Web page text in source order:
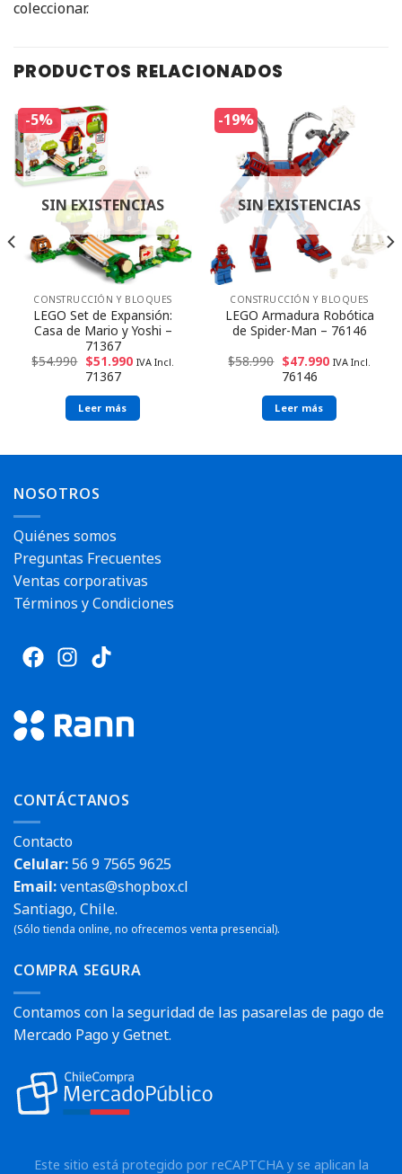
coleccionar.
PRODUCTOS RELACIONADOS
-5%
Envío rápido
SIN EXISTENCIAS
CONSTRUCCIÓN Y BLOQUES
LEGO Set de Expansión:
Casa de Mario y Yoshi –
71367
$54.990 $51.990 IVA Incl.
71367
Leer más
-19%
SIN EXISTENCIAS
CONSTRUCCIÓN Y BLOQUES
LEGO Armadura Robótica
de Spider-Man – 76146
$58.990 $47.990 IVA Incl.
76146
Leer más
NOSOTROS
Quiénes somos
Preguntas Frecuentes
Ventas corporativas
Términos y Condiciones
CONTÁCTANOS
Contacto
Celular:56 9 7565 9625
Email:ventas@shopbox.cl
Santiago, Chile.
(Sólo tienda online, no ofrecemos venta presencial).
COMPRA SEGURA
Contamos con la seguridad de las pasarelas de pago de
Mercado Pago y Getnet.
Este sitio está protegido por reCAPTCHA y se aplican la